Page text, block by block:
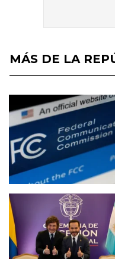
MÁS DE LA